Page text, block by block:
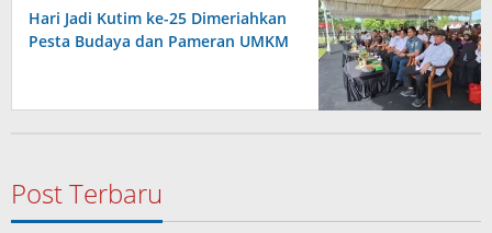
Hari Jadi Kutim ke-25 Dimeriahkan
Pesta Budaya dan Pameran UMKM
Post Terbaru